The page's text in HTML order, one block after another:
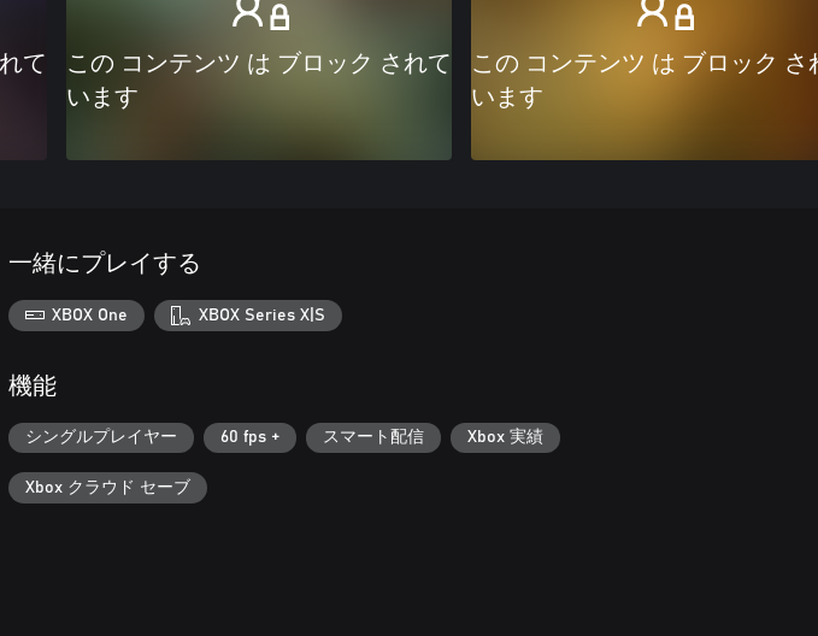
て
この コンテンツ は ブロック されて
います
この コンテンツ は ブロック さ
います
一緒にプレイする
XBOX One XBOX Series X|S
機能
シングルプレイヤー 60 fps + スマート配信 Xbox 実績
Xbox クラウド セーブ